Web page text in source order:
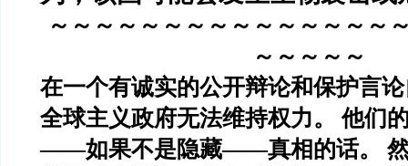
～～～～～～～～～～～～～～～
～～～～～
在一个有诚实的公开辩论和保护言
全球主义政府无法维持权力。 他们
——如果不是隐藏——真相的话。 然